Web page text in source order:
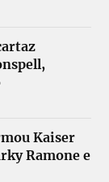
Kaiser
Ramone e